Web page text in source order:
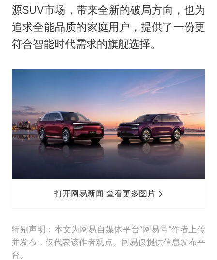
源SUV市场，带来全新的破局方向，也为
追求全能品质的家庭用户，提供了一份更
符合智能时代需求的旗舰选择。
打开网易新闻 查看更多图片
特别声明：本文为网易自媒体平台“网易号”作者上传
并发布，仅代表该作者观点。网易仅提供信息发布平
台。